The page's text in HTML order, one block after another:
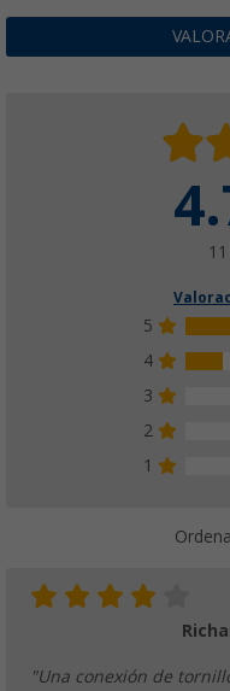
5
4
3
2
1
"Una conexión de